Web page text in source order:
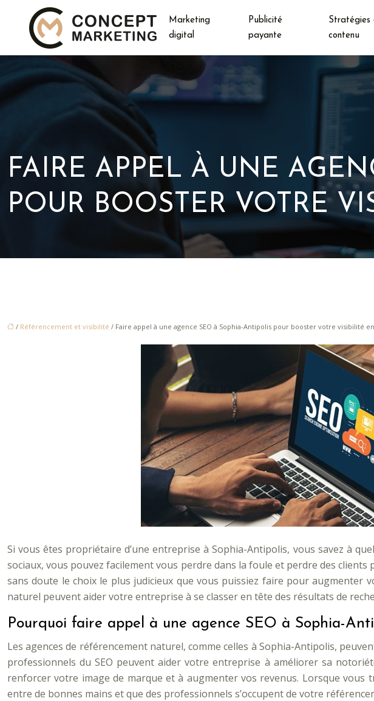
Marketing
digital
Publicité
payante
Stratégies
contenu
FAIRE APPEL À UNE
POUR BOOSTER VOTRE
/ Référencement et visibilité / Faire appel à une agence SEO à Sophia-Antipolis pour booster votre visibilité
Si vous êtes propriétaire d’une entreprise à Sophia-Antipolis, vous savez à
sociaux, vous pouvez facilement vous perdre dans la foule et perdre des
sans doute le choix le plus judicieux que vous puissiez faire pour
naturel peuvent aider votre entreprise à se classer en tête des résultats de
Pourquoi faire appel à une agence SEO à Sophia-
Les agences de référencement naturel, comme celles à Sophia-Antipolis,
professionnels du SEO peuvent aider votre entreprise à améliorer sa
renforcer votre image de marque et à augmenter vos revenus. Lorsque vous
entre de bonnes mains et que des professionnels s’occupent de votre